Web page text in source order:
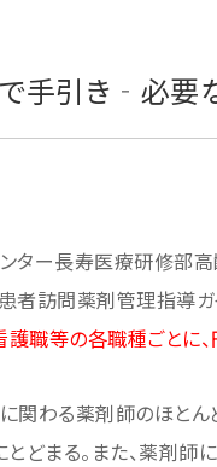
手引き‐必要
ター長寿医療研修部
訪問薬剤管理指導ガ
護職等の各職種ごと
関わる薬剤師のほと
どまる。また、薬剤